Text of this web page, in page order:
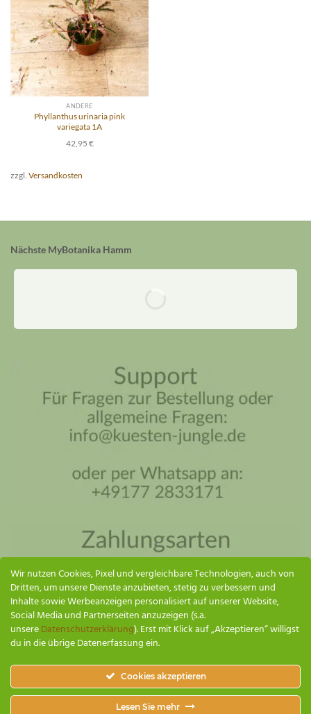
ANDERE
Phyllanthus urinaria pink
variegata 1A
42,95 €
zzgl. Versandkosten
Nächste MyBotanika Hamm
Wir nutzen Cookies, Pixel und vergleichbare Technologien, auch von
Dritten, um unsere Dienste anzubieten, stetig zu verbessern und
Inhalte sowie Werbeanzeigen personalisiert auf unserer Website,
Social Media und Partnerseiten anzuzeigen (s.a.
unsereDatenschutzerklärung). Erst mit Klick auf „Akzeptieren“ willigst
du in die übrige Datenerfassung ein.
Cookies akzeptieren
Lesen Sie mehr
Küsten Jungle Assistent
SENDEN
Küsten Jungle